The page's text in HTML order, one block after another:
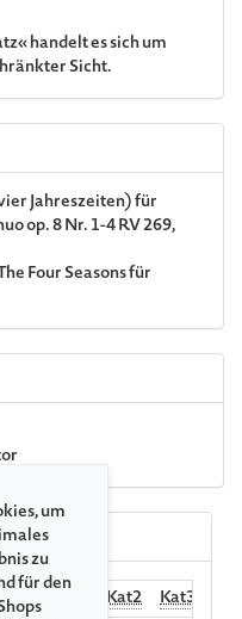
handelt es sich um
Sicht.
Jahreszeiten) für
op. 8 Nr. 1-4 RV 269,
Four Seasons für
Kat2 Kat3
um
zu
für den